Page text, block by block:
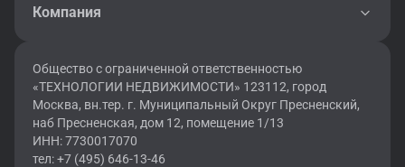
Компания
Общество с ограниченной ответственностью
«ТЕХНОЛОГИИ НЕДВИЖИМОСТИ» 123112, город
Москва, вн.тер. г. Муниципальный Округ Пресненский,
наб Пресненская, дом 12, помещение 1/13
ИНН: 7730017070
тел: +7 (495) 646-13-46